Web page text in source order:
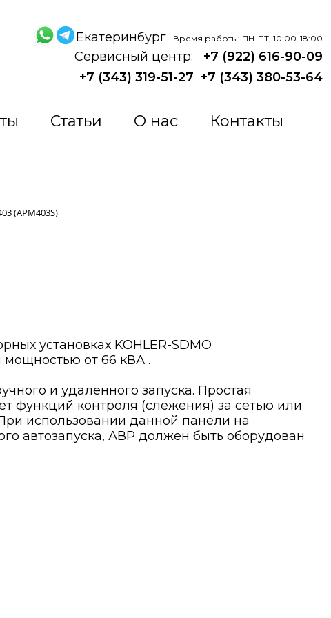
Екатеринбург Время работы: ПН-ПТ, 10:00-18:00
Сервисный центр:
+7 (922) 616-90-09
+7 (343) 319-51-27 +7 (343) 380-53-64
Статьи О нас Контакты
(APM403S)
установках KOHLER-SDMO
от 66 кВА .
и удаленного запуска. Простая
функций контроля (слежения) за сетью или
использовании данной панели на
автозапуска, АВР должен быть оборудован